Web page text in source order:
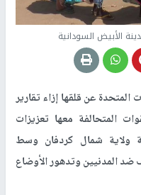
الأبيض السودانية
المتحدة عن قلقها إزاء تقارير
المتحالفة معها تعزيزات
ولاية شمال كردفان وسط
المدنيين وتدهور الأوضاع